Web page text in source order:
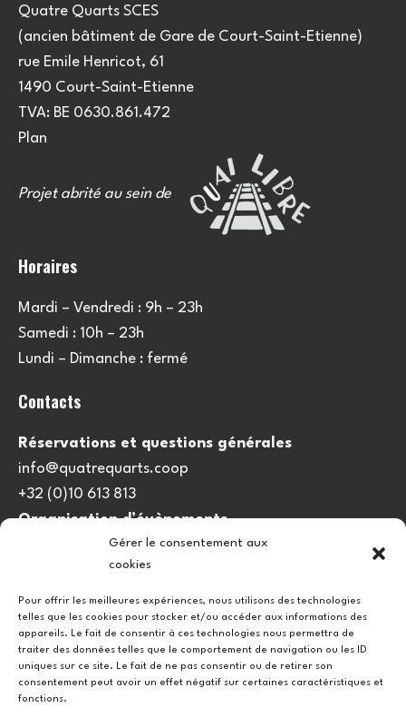
Gérer le consentement aux
cookies
Pour offrir les meilleures expériences, nous utilisons des technologies
telles que les cookies pour stocker et/ou accéder aux informations des
appareils. Le fait de consentir à ces technologies nous permettra de
traiter des données telles que le comportement de navigation ou les ID
uniques sur ce site. Le fait de ne pas consentir ou de retirer son
consentement peut avoir un effet négatif sur certaines caractéristiques et
fonctions.
Quatre Quarts SCES
(ancien bâtiment de Gare de Court-Saint-Etienne)
rue Emile Henricot, 61
1490 Court-Saint-Etienne
TVA: BE 0630.861.472
Plan
Projet abrité au sein de
Horaires
Mardi – Vendredi : 9h – 23h
Samedi : 10h – 23h
Lundi – Dimanche : fermé
Contacts
Réservations et questions générales
info@quatrequarts.coop
+32 (0)10 613 813
Organisation d’évènements
viedulieu@quatrequarts.coop
Politique de cookies (UE)